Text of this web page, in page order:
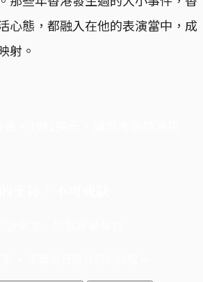
心態，都融入在他的表演當中，成
射。